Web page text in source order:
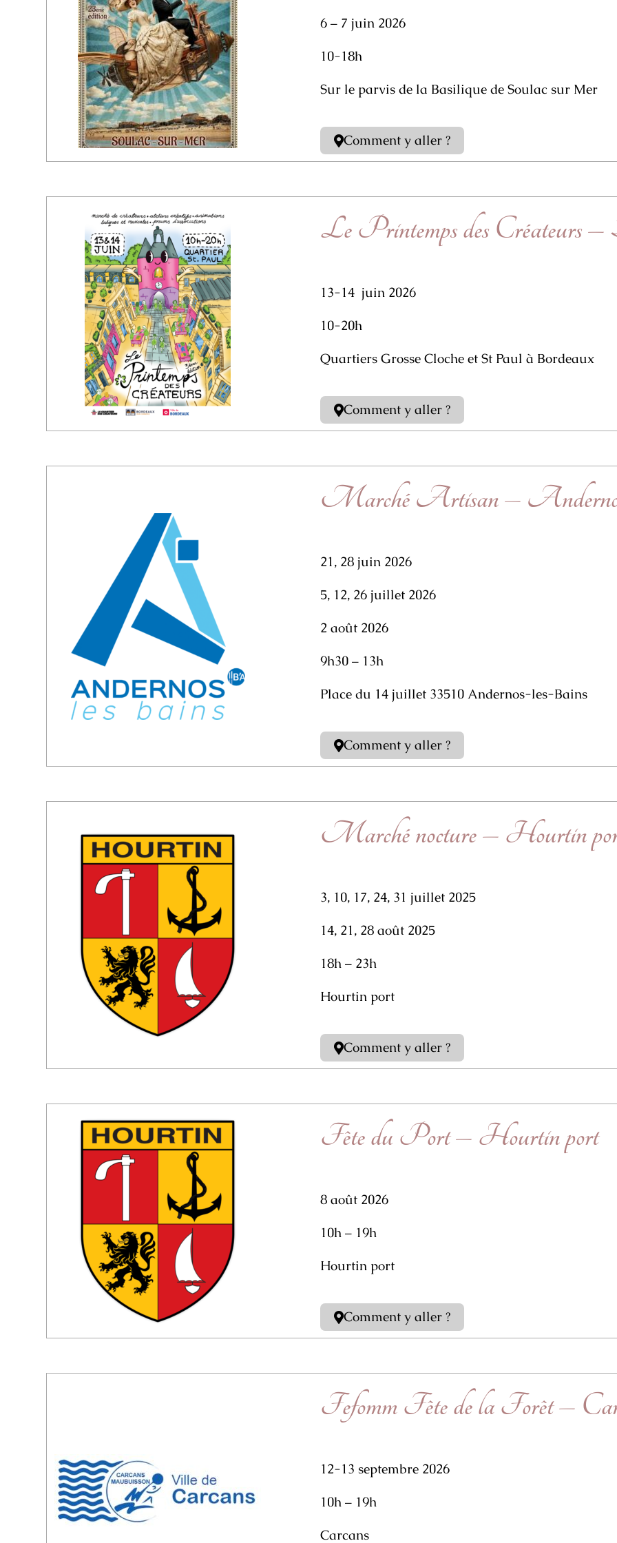
6 – 7 juin 2026
10-18h
Sur le parvis de la Basilique de Soulac sur Mer
Comment y aller ?
Le Printemps des Créateurs –
13-14 juin 2026
10-20h
Quartiers Grosse Cloche et St Paul à Bordeaux
Comment y aller ?
Marché Artisan –
21, 28 juin 2026
5, 12, 26 juillet 2026
2 août 2026
9h30 – 13h
Place du 14 juillet 33510 Andernos-les-Bains
Comment y aller ?
Marché nocture – Hourtin
3, 10, 17, 24, 31 juillet 2025
14, 21, 28 août 2025
18h – 23h
Hourtin port
Comment y aller ?
Fête du Port – Hourtin port
8 août 2026
10h – 19h
Hourtin port
Comment y aller ?
Fefomm Fête de la Forêt –
12-13 septembre 2026
10h – 19h
Carcans